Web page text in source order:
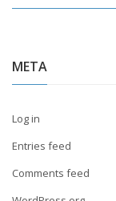
META
Log in
Entries feed
Comments feed